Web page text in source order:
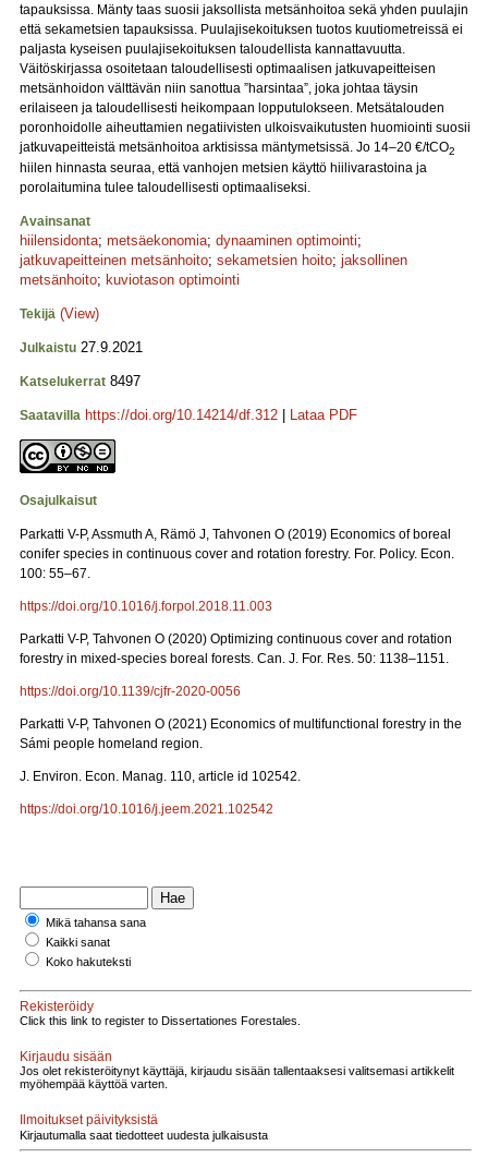
tapauksissa. Mänty taas suosii jaksollista metsänhoitoa sekä yhden puulajin
että sekametsien tapauksissa. Puulajisekoituksen tuotos kuutiometreissä ei
paljasta kyseisen puulajisekoituksen taloudellista kannattavuutta.
Väitöskirjassa osoitetaan taloudellisesti optimaalisen jatkuvapeitteisen
metsänhoidon välttävän niin sanottua ”harsintaa”, joka johtaa täysin
erilaiseen ja taloudellisesti heikompaan lopputulokseen. Metsätalouden
poronhoidolle aiheuttamien negatiivisten ulkoisvaikutusten huomiointi suosii
jatkuvapeitteistä metsänhoitoa arktisissa mäntymetsissä. Jo 14–20 €/tCO2
hiilen hinnasta seuraa, että vanhojen metsien käyttö hiilivarastoina ja
porolaitumina tulee taloudellisesti optimaaliseksi.
Avainsanat
hiilensidonta; metsäekonomia; dynaaminen optimointi;
jatkuvapeitteinen metsänhoito; sekametsien hoito; jaksollinen
metsänhoito; kuviotason optimointi
Tekijä (View)
Julkaistu 27.9.2021
Katselukerrat 8497
Saatavilla https://doi.org/10.14214/df.312 Lataa PDF
Osajulkaisut
Parkatti V-P, Assmuth A, Rämö J, Tahvonen O (2019) Economics of boreal
conifer species in continuous cover and rotation forestry. For. Policy. Econ.
100: 55–67.
https://doi.org/10.1016/j.forpol.2018.11.003
Parkatti V-P, Tahvonen O (2020) Optimizing continuous cover and rotation
forestry in mixed-species boreal forests. Can. J. For. Res. 50: 1138–1151.
https://doi.org/10.1139/cjfr-2020-0056
Parkatti V-P, Tahvonen O (2021) Economics of multifunctional forestry in the
Sámi people homeland region.
J. Environ. Econ. Manag. 110, article id 102542.
https://doi.org/10.1016/j.jeem.2021.102542
Mikä tahansa sana
Kaikki sanat
Koko hakuteksti
Rekisteröidy
Click this link to register to Dissertationes Forestales.
Kirjaudu sisään
Jos olet rekisteröitynyt käyttäjä, kirjaudu sisään tallentaaksesi valitsemasi artikkelit
myöhempää käyttöä varten.
Ilmoitukset päivityksistä
Kirjautumalla saat tiedotteet uudesta julkaisusta